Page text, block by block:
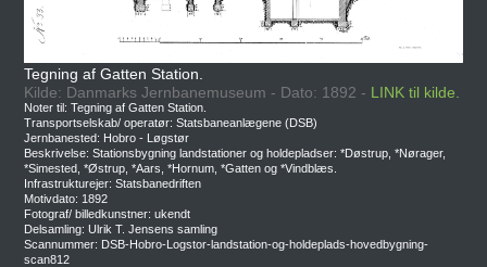
Tegning af Gatten Station.
Kilde: Danmarks Jernbanemuseum - Dato: 1892 - LINK til kilde.
Noter til: Tegning af Gatten Station.
Transportselskab/ operatør: Statsbaneanlægene (DSB)
Jernbanested: Hobro - Løgstør
Beskrivelse: Stationsbygning landstationer og holdepladser: *Døstrup, *Nørager,
*Simested, *Østrup, *Aars, *Hornum, *Gatten og *Vindblæs.
Infrastrukturejer: Statsbanedriften
Motivdato: 1892
Fotograf/ billedkunstner: ukendt
Delsamling: Ulrik T. Jensens samling
Scannummer: DSB-Hobro-Logstor-landstation-og-holdeplads-hovedbygning-
scan812